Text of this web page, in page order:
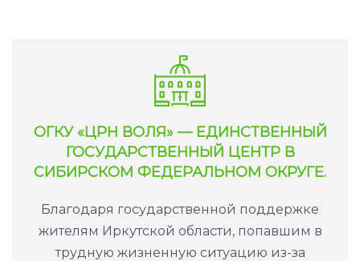
ОГКУ «ЦРН ВОЛЯ» — ЕДИНСТВЕННЫЙ
ГОСУДАРСТВЕННЫЙ ЦЕНТР В
СИБИРСКОМ ФЕДЕРАЛЬНОМ ОКРУГЕ.
Благодаря государственной поддержке
жителям Иркутской области, попавшим в
трудную жизненную ситуацию из-за